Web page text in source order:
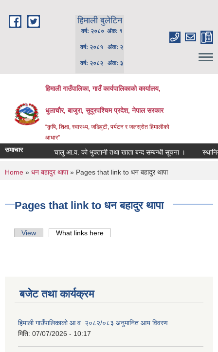
हिमाली बुलेटिन
वर्ष: २०८० अंक: १
वर्ष: २०८१ अंक: २
वर्ष: २०८२ अंक: ३
हिमाली गाउँपालिका, गाउँ कार्यपालिकाकाे कार्यालय,
धुलाचौर, बाजुरा, सुदूरपश्चिम प्रदेश, नेपाल सरकार
“कृषि, शिक्षा, स्वास्थ्य, जडिवुटी, पर्यटन र जलस्रोत हिमालीको
आधार”
समाचार चालु आ.व. को भुक्तानी तथा खाता बन्द सम्बन्धी सूचना । स्थानिय
You are here
Home » धन बहादुर थापा» Pages that link to धन बहादुर थापा
Pages that link to धन बहादुर थापा
Primary tabs
View What links here
बजेट तथा कार्यक्रम
हिमाली गाउँपालिकाको आ.व. २०८२/०८३ अनुमानित आय विवरण
मिति: 07/07/2026 - 10:17